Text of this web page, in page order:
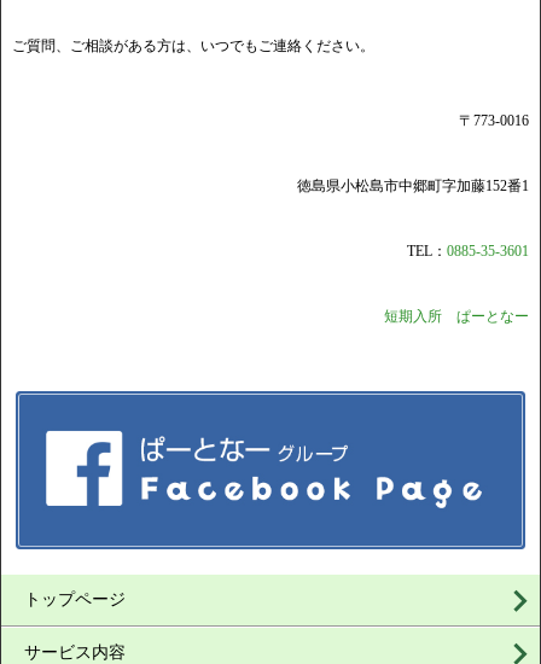
ご質問、ご相談がある方は、いつでもご連絡ください。
〒773-0016
徳島県小松島市中郷町字加藤152番1
TEL： 0885-35-3601
短期入所 ぱーとなー
トップページ
サービス内容